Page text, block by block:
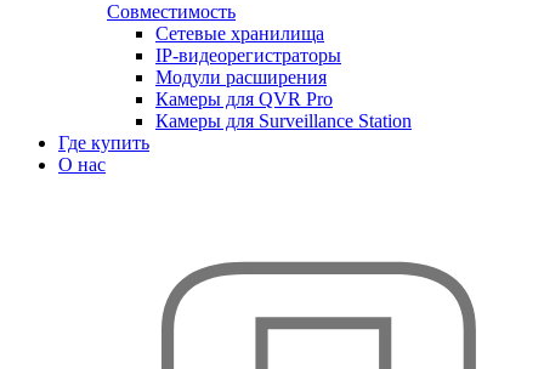
Совместимость
Сетевые хранилища
IP-видеорегистраторы
Модули расширения
Камеры для QVR Pro
Камеры для Surveillance Station
Где купить
О нас